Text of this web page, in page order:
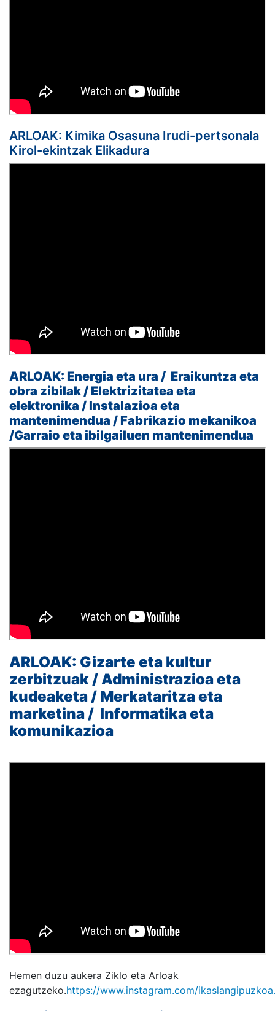
ARLOAK: Kimika Osasuna Irudi-pertsonala
Kirol-ekintzak Elikadura
ARLOAK: Energia eta ura / Eraikuntza eta
obra zibilak / Elektrizitatea eta
elektronika / Instalazioa eta
mantenimendua / Fabrikazio mekanikoa
/Garraio eta ibilgailuen mantenimendua
ARLOAK: Gizarte eta kultur
zerbitzuak /Administrazioa eta
kudeaketa / Merkataritza eta
marketina / Informatika eta
komunikazioa
Hemen duzu aukera Ziklo eta Arloak
ezagutzeko.https://www.instagram.com/